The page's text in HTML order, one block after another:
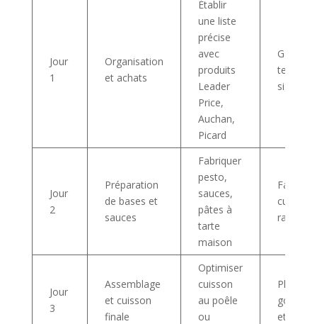
Jour
1
Organisation
et achats
Établir
une liste
précise
avec
produits
Leader
Price,
Auchan,
Picard
Gain de
temps
Jour
2
Préparation
de bases et
sauces
Fabriquer
pesto,
sauces,
pâtes à
tarte
maison
Facilite
cuisson
rapide
Jour
3
Assemblage
et cuisson
finale
Optimiser
cuisson
au poêle
ou
Plat
et